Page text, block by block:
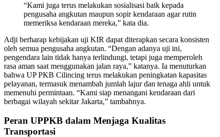
“Kami juga terus melakukan sosialisasi baik kepada
pengusaha angkutan maupun sopir kendaraan agar rutin
memeriksa kendaraan mereka,” kata dia.
Adji berharap kebijakan uji KIR dapat diterapkan secara konsisten
oleh semua pengusaha angkutan. “Dengan adanya uji ini,
pengendara lain tidak hanya terlindungi, tetapi juga memperoleh
rasa aman saat menggunakan jalan raya,” katanya. Ia menuturkan
bahwa UP PKB Cilincing terus melakukan peningkatan kapasitas
pelayanan, termasuk menambah jumlah lajur dan tenaga ahli untuk
memenuhi permintaan. “Kami siap menangani kendaraan dari
berbagai wilayah sekitar Jakarta,” tambahnya.
Peran UPPKB dalam Menjaga Kualitas
Transportasi